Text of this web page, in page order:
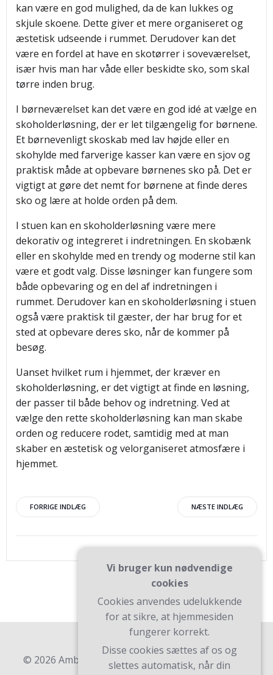
kan være en god mulighed, da de kan lukkes og
skjule skoene. Dette giver et mere organiseret og
æstetisk udseende i rummet. Derudover kan det
være en fordel at have en skotørrer i soveværelset,
især hvis man har våde eller beskidte sko, som skal
tørre inden brug.
I børneværelset kan det være en god idé at vælge en
skoholderløsning, der er let tilgængelig for børnene.
Et børnevenligt skoskab med lav højde eller en
skohylde med farverige kasser kan være en sjov og
praktisk måde at opbevare børnenes sko på. Det er
vigtigt at gøre det nemt for børnene at finde deres
sko og lære at holde orden på dem.
I stuen kan en skoholderløsning være mere
dekorativ og integreret i indretningen. En skobænk
eller en skohylde med en trendy og moderne stil kan
være et godt valg. Disse løsninger kan fungere som
både opbevaring og en del af indretningen i
rummet. Derudover kan en skoholderløsning i stuen
også være praktisk til gæster, der har brug for et
sted at opbevare deres sko, når de kommer på
besøg.
Uanset hvilket rum i hjemmet, der kræver en
skoholderløsning, er det vigtigt at finde en løsning,
der passer til både behov og indretning. Ved at
vælge den rette skoholderløsning kan man skabe
orden og reducere rodet, samtidig med at man
skaber en æstetisk og velorganiseret atmosfære i
hjemmet.
Indlægsnavigation
FORRIGE INDLÆG NÆSTE INDLÆG
© 2026 Ambk. Bygget ved at bruge WordPress og
Vi bruger kun nødvendige
cookies
Cookies anvendes udelukkende
for at sikre, at hjemmesiden
fungerer korrekt.
Disse cookies sættes af os og
slettes automatisk, når din